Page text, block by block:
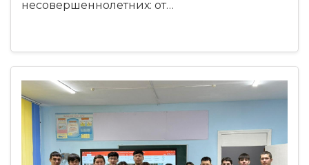
несовершеннолетних: от…